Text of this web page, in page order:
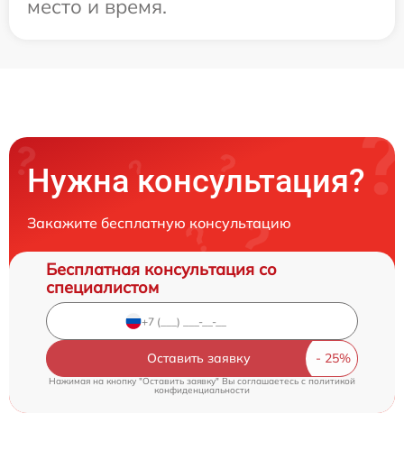
место и время.
Нужна консультация?
Закажите бесплатную консультацию
Бесплатная консультация со
специалистом
Оставить заявку
Нажимая на кнопку "Оставить заявку" Вы соглашаетесь c политикой
конфиденциальности